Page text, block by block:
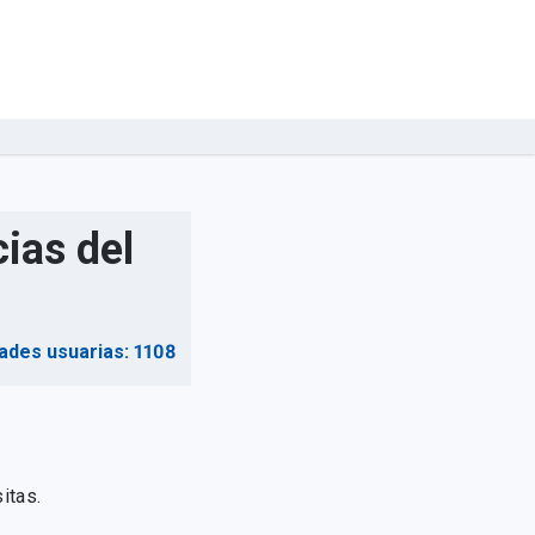
del
usuarias: 1108